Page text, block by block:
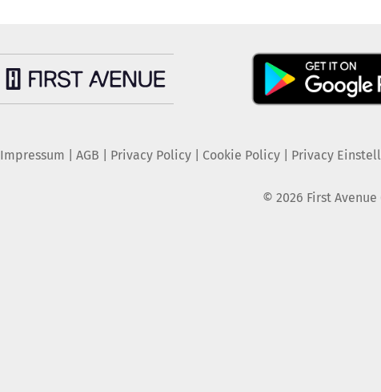
Impressum AGB Privacy Policy| Cookie Policy| Privacy
© 2026 First Avenue